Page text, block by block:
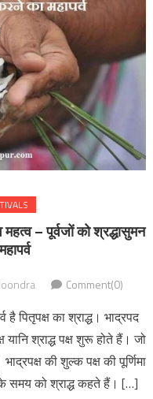
– पूर्वजों को श्रद्धासुमन
Comment(0)
है पितृपक्ष का श्राद्ध। भाद्रपद
यानि श्राद्ध पक्ष शुरू होते हैं। जो
की शुल्क पक्ष की पूर्णिमा
समय को श्राद्ध कहते हैं। […]